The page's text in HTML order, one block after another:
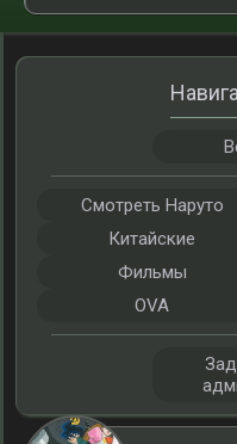
Смотреть Наруто
Китайские
Фильмы
OVA